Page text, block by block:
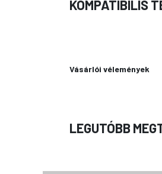
KOMPATIBILIS
Vásárlói vélemények
LEGUTÓBB